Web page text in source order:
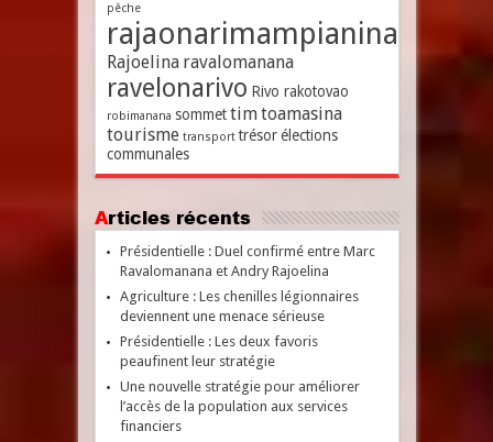
pêche
rajaonarimampianina
Rajoelina ravalomanana
ravelonarivo Rivo rakotovao
robimanana sommet timtoamasina
tourisme transport trésor élections
communales
Articles récents
Présidentielle : Duel confirmé entre Marc
Ravalomanana et Andry Rajoelina
Agriculture : Les chenilles légionnaires
deviennent une menace sérieuse
Présidentielle : Les deux favoris
peaufinent leur stratégie
Une nouvelle stratégie pour améliorer
l’accès de la population aux services
financiers